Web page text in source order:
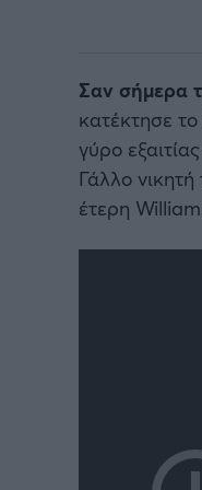
Σαν σήμερα
κατέκτησε
γύρο
Γάλλο
έτερη